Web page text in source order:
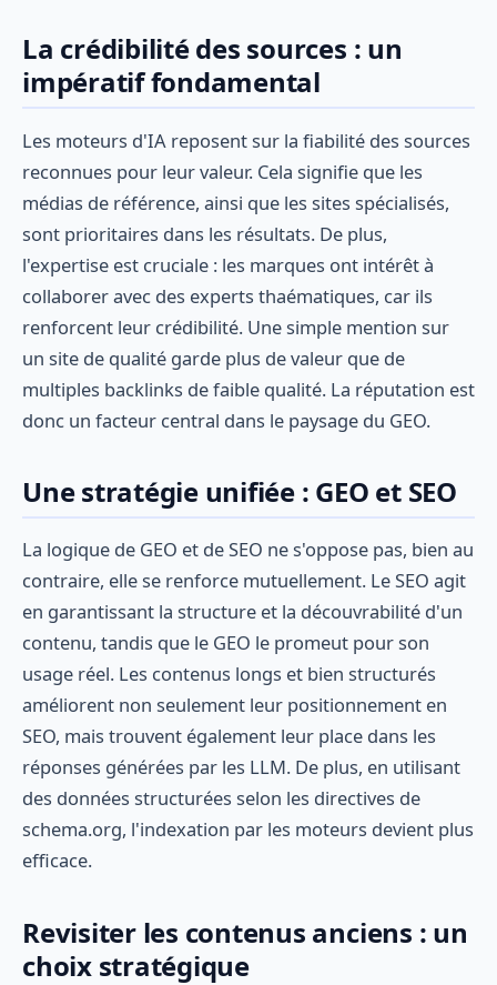
La crédibilité des sources : un
impératif fondamental
Les moteurs d'IA reposent sur la fiabilité des sources
reconnues pour leur valeur. Cela signifie que les
médias de référence, ainsi que les sites spécialisés,
sont prioritaires dans les résultats. De plus,
l'expertise est cruciale : les marques ont intérêt à
collaborer avec des experts thaématiques, car ils
renforcent leur crédibilité. Une simple mention sur
un site de qualité garde plus de valeur que de
multiples backlinks de faible qualité. La réputation est
donc un facteur central dans le paysage du GEO.
Une stratégie unifiée : GEO et SEO
La logique de GEO et de SEO ne s'oppose pas, bien au
contraire, elle se renforce mutuellement. Le SEO agit
en garantissant la structure et la découvrabilité d'un
contenu, tandis que le GEO le promeut pour son
usage réel. Les contenus longs et bien structurés
améliorent non seulement leur positionnement en
SEO, mais trouvent également leur place dans les
réponses générées par les LLM. De plus, en utilisant
des données structurées selon les directives de
schema.org, l'indexation par les moteurs devient plus
efficace.
Revisiter les contenus anciens : un
choix stratégique